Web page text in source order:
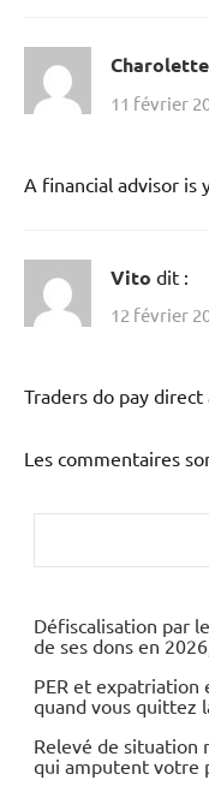
Charolette
11 février
A financial advisor is
Vito dit :
12 février
Traders do pay
Les commentaires
Défiscalisation par
de ses dons en
PER et expatriation
quand vous quittez
Relevé de situation
qui amputent votre